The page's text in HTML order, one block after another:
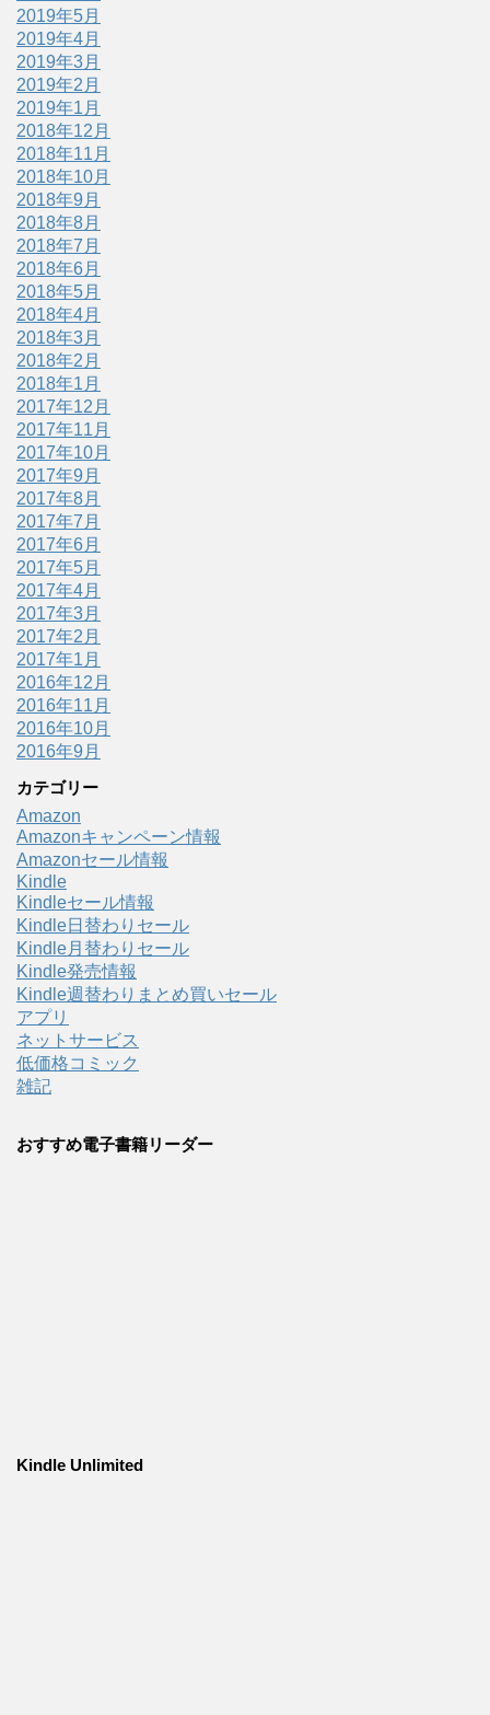
2019年5月
2019年4月
2019年3月
2019年2月
2019年1月
2018年12月
2018年11月
2018年10月
2018年9月
2018年8月
2018年7月
2018年6月
2018年5月
2018年4月
2018年3月
2018年2月
2018年1月
2017年12月
2017年11月
2017年10月
2017年9月
2017年8月
2017年7月
2017年6月
2017年5月
2017年4月
2017年3月
2017年2月
2017年1月
2016年12月
2016年11月
2016年10月
2016年9月
カテゴリー
Amazon
Amazonキャンペーン情報
Amazonセール情報
Kindle
Kindleセール情報
Kindle日替わりセール
Kindle月替わりセール
Kindle発売情報
Kindle週替わりまとめ買いセール
アプリ
ネットサービス
低価格コミック
雑記
おすすめ電子書籍リーダー
Kindle Unlimited